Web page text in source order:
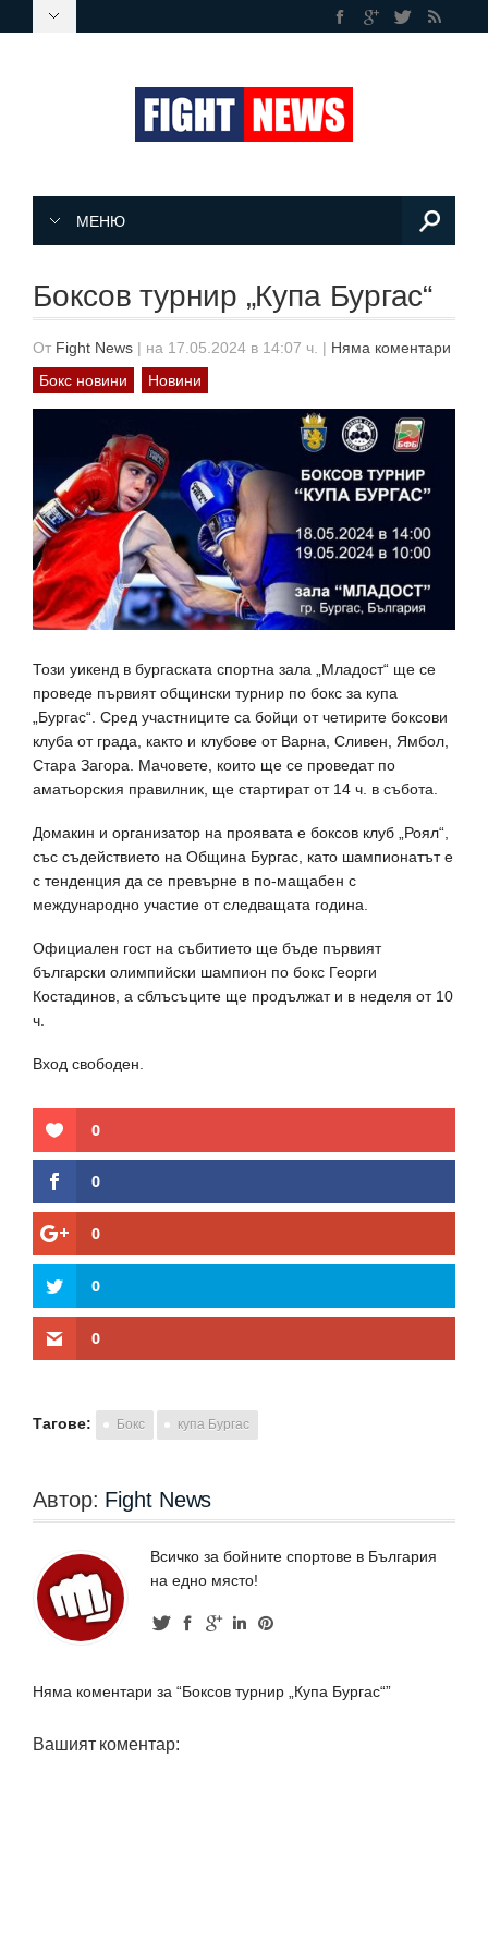
МЕНЮ
Боксов турнир „Купа Бургас“
От Fight News | на 17.05.2024 в 14:07 ч. | Няма коментари
Бокс новини
Новини
Този уикенд в бургаската спортна зала „Младост“ ще се
проведе първият общински турнир по бокс за купа
„Бургас“. Сред участниците са бойци от четирите боксови
клуба от града, както и клубове от Варна, Сливен, Ямбол,
Стара Загора. Мачовете, които ще се проведат по
аматьорския правилник, ще стартират от 14 ч. в събота.
Домакин и организатор на проявата е боксов клуб „Роял“,
със съдействието на Община Бургас, като шампионатът е
с тенденция да се превърне в по-мащабен с
международно участие от следващата година.
Официален гост на събитието ще бъде първият
български олимпийски шампион по бокс Георги
Костадинов, а сблъсъците ще продължат и в неделя от 10
ч.
Вход свободен.
0
0
0
0
0
Тагове: Бокс купа Бургас
Автор: Fight News
Всичко за бойните спортове в България
на едно място!
Няма коментари за “Боксов турнир „Купа Бургас“”
Вашият коментар: